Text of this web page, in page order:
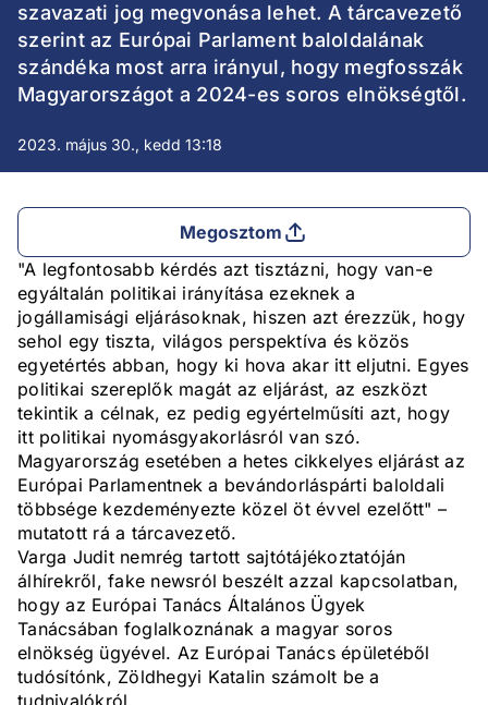
szavazati jog megvonása lehet. A tárcavezető
szerint az Európai Parlament baloldalának
szándéka most arra irányul, hogy megfosszák
Magyarországot a 2024-es soros elnökségtől.
2023. május 30., kedd 13:18
Megosztom
"A legfontosabb kérdés azt tisztázni, hogy van-e
egyáltalán politikai irányítása ezeknek a
jogállamisági eljárásoknak, hiszen azt érezzük, hogy
sehol egy tiszta, világos perspektíva és közös
egyetértés abban, hogy ki hova akar itt eljutni. Egyes
politikai szereplők magát az eljárást, az eszközt
tekintik a célnak, ez pedig egyértelműsíti azt, hogy
itt politikai nyomásgyakorlásról van szó.
Magyarország esetében a hetes cikkelyes eljárást az
Európai Parlamentnek a bevándorláspárti baloldali
többsége kezdeményezte közel öt évvel ezelőtt" –
mutatott rá a tárcavezető.
Varga Judit nemrég tartott sajtótájékoztatóján
álhírekről, fake newsról beszélt azzal kapcsolatban,
hogy az Európai Tanács Általános Ügyek
Tanácsában foglalkoznának a magyar soros
elnökség ügyével. Az Európai Tanács épületéből
tudósítónk, Zöldhegyi Katalin számolt be a